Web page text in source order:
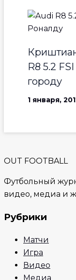
R8 5.2
городу
1 января,
OUT FOOTBALL
Футбольный
видео, медиа и
Рубрики
Матчи
Игра
Видео
Медиа